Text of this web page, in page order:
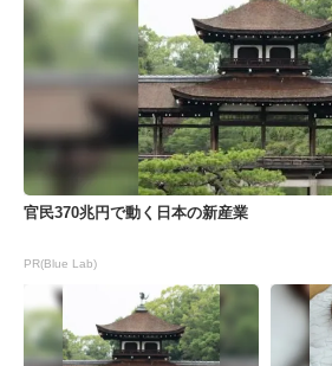
官民370兆円で動く日本の新産業
PR(Blue Lab)